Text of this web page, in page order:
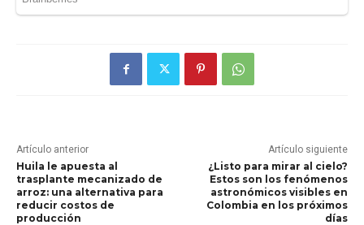
Artículo anterior
Huila le apuesta al
trasplante mecanizado de
arroz: una alternativa para
reducir costos de
producción
Artículo siguiente
¿Listo para mirar al cielo?
Estos son los fenómenos
astronómicos visibles en
Colombia en los próximos
días